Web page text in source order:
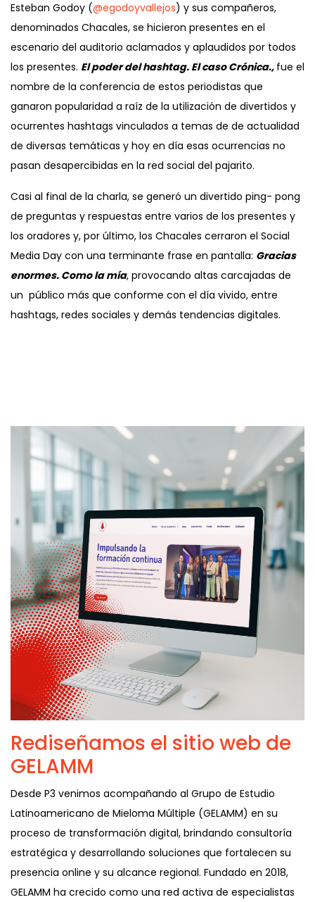
Esteban Godoy (@egodoyvallejos) y sus compañeros,
denominados Chacales, se hicieron presentes en el
escenario del auditorio aclamados y aplaudidos por todos
los presentes. El poder del hashtag. El caso Crónica., fue el
nombre de la conferencia de estos periodistas que
ganaron popularidad a raíz de la utilización de divertidos y
ocurrentes hashtags vinculados a temas de de actualidad
de diversas temáticas y hoy en día esas ocurrencias no
pasan desapercibidas en la red social del pajarito.
Casi al final de la charla, se generó un divertido ping- pong
de preguntas y respuestas entre varios de los presentes y
los oradores y, por último, los Chacales cerraron el Social
Media Day con una terminante frase en pantalla: Gracias
enormes. Como la mía, provocando altas carcajadas de
un público más que conforme con el día vivido, entre
hashtags, redes sociales y demás tendencias digitales.
Rediseñamos el sitio web de
GELAMM
Desde P3 venimos acompañando al Grupo de Estudio
Latinoamericano de Mieloma Múltiple (GELAMM) en su
proceso de transformación digital, brindando consultoría
estratégica y desarrollando soluciones que fortalecen su
presencia online y su alcance regional. Fundado en 2018,
GELAMM ha crecido como una red activa de especialistas